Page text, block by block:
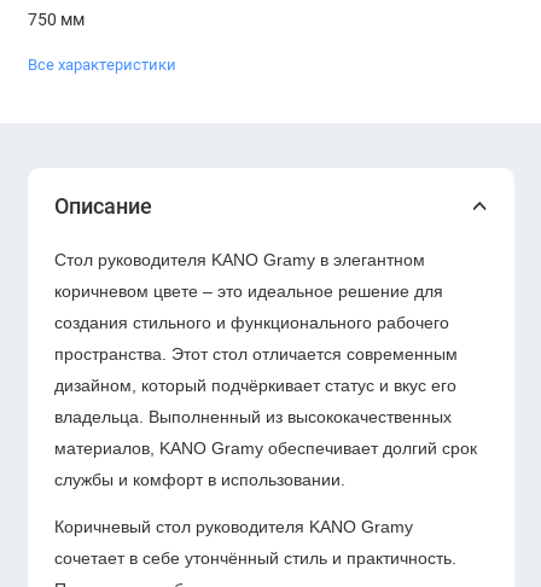
750 мм
Все характеристики
Описание
Стол руководителя KANO Gramy в элегантном
коричневом цвете – это идеальное решение для
создания стильного и функционального рабочего
пространства. Этот стол отличается современным
дизайном, который подчёркивает статус и вкус его
владельца. Выполненный из высококачественных
материалов, KANO Gramy обеспечивает долгий срок
службы и комфорт в использовании.
Коричневый стол руководителя KANO Gramy
сочетает в себе утончённый стиль и практичность.